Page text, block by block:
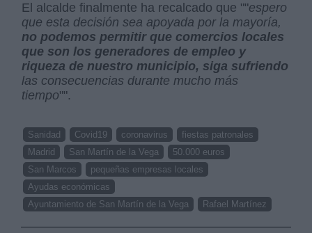
El alcalde finalmente ha recalcado que ""espero
que esta decisión sea apoyada por la mayoría,
no podemos permitir que comercios locales
que son los generadores de empleo y
riqueza de nuestro municipio, siga sufriendo
las consecuencias durante mucho más
tiempo"".
Sanidad Covid19 coronavirus
fiestas patronales
Madrid
San Martín de la Vega
50.000 euros
San Marcos
pequeñas empresas locales
Ayudas económicas
Ayuntamiento de San Martín de la Vega
Rafael Martínez